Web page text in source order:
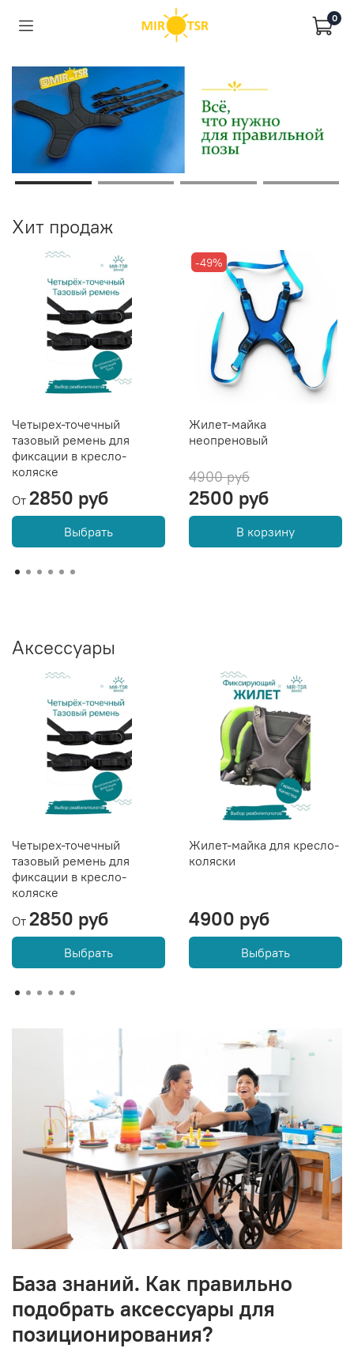
0
Хит продаж
Четырех-точечный
тазовый ремень для
фиксации в кресло-
коляске
От 2850 руб
Выбрать
-49%
Жилет-майка
неопреновый
4900 руб
2500 руб
В корзину
Аксессуары
Четырех-точечный
тазовый ремень для
фиксации в кресло-
коляске
От 2850 руб
Выбрать
Жилет-майка для кресло-
коляски
4900 руб
Выбрать
База знаний. Как правильно
подобрать аксессуары для
позиционирования?